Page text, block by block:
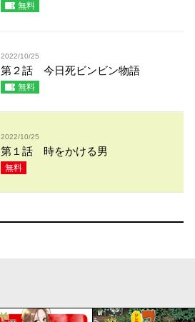
無料
2022/10/25
第２話 今日死ビンビン物語
無料
2022/10/25
第１話 時をかける男
無料